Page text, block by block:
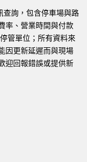
查詢，包含停車場與路
率、營業時間與付款
管單位；所有資料來
因更新延遲而與現場
迎回報錯誤或提供新